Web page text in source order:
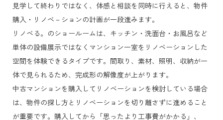
見学して終わりではなく、体感と相談を同時に行えると、物件
購入・リノベ－ションの計画が一段進みます。
リノベる。のショールームは、キッチン・洗面台・お風呂など
単体の設備展示ではなくマンション一室をリノベーションした
空間を体験できるタイプです。間取り、素材、照明、収納が一
体で見られるため、完成形の解像度が上がります。
中古マンションを購入してリノベーションを検討している場合
は、物件の探し方とリノベーションを切り離さずに進めること
が重要です。購入してから「思ったより工事費がかかる」、